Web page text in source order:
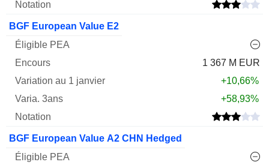
BGF European Value E2
1 367 M EUR
+10,66%
+58,93%
BGF European Value A2 CHN Hedged